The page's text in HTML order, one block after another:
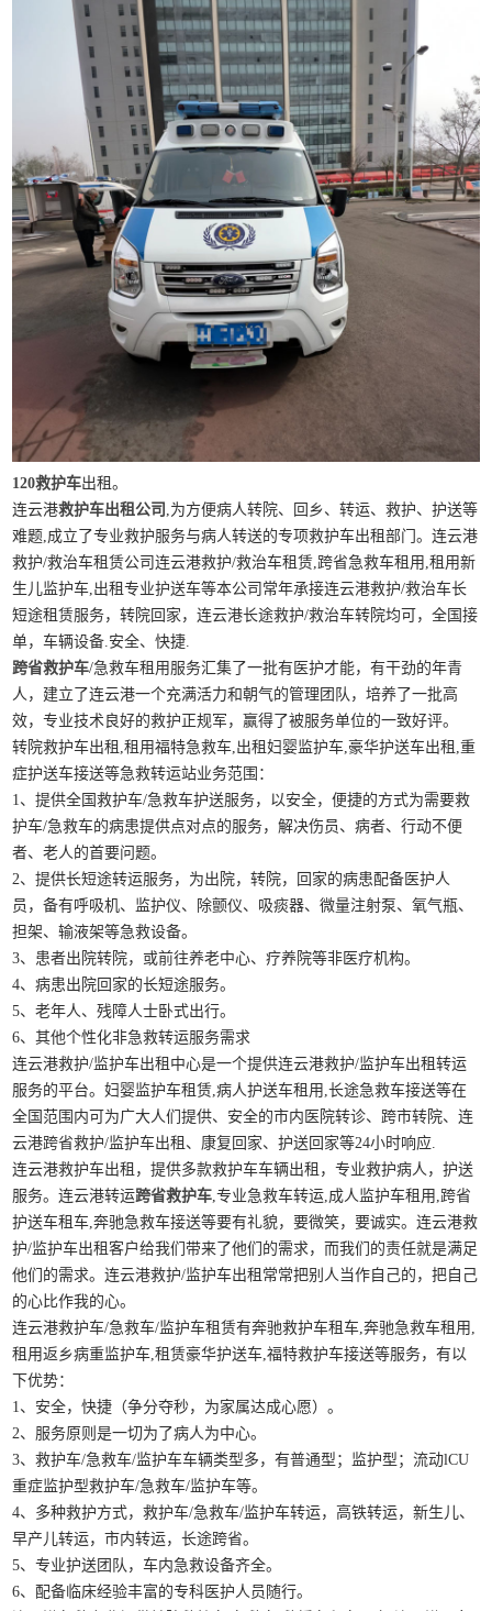
120救护车出租。
连云港救护车出租公司 ,为方便病人转院、回乡、转运、救护、护送等
难题,成立了专业救护服务与病人转送的专项救护车出租部门。连云港
救护/救治车租赁公司连云港救护/救治车租赁,跨省急救车租用,租用新
生儿监护车,出租专业护送车等本公司常年承接连云港救护/救治车长
短途租赁服务，转院回家，连云港长途救护/救治车转院均可，全国接
单，车辆设备.安全、快捷.
跨省救护车/急救车租用服务汇集了一批有医护才能，有干劲的年青
人，建立了连云港一个充满活力和朝气的管理团队，培养了一批高
效，专业技术良好的救护正规军，赢得了被服务单位的一致好评。
转院救护车出租,租用福特急救车,出租妇婴监护车,豪华护送车出租,重
症护送车接送等急救转运站业务范围：
1、提供全国救护车/急救车护送服务，以安全，便捷的方式为需要救
护车/急救车的病患提供点对点的服务，解决伤员、病者、行动不便
者、老人的首要问题。
2、提供长短途转运服务，为出院，转院，回家的病患配备医护人
员，备有呼吸机、监护仪、除颤仪、吸痰器、微量注射泵、氧气瓶、
担架、输液架等急救设备。
3、患者出院转院，或前往养老中心、疗养院等非医疗机构。
4、病患出院回家的长短途服务。
5、老年人、残障人士卧式出行。
6、其他个性化非急救转运服务需求
连云港救护/监护车出租中心是一个提供连云港救护/监护车出租转运
服务的平台。妇婴监护车租赁,病人护送车租用,长途急救车接送等在
全国范围内可为广大人们提供、安全的市内医院转诊、跨市转院、连
云港跨省救护/监护车出租、康复回家、护送回家等24小时响应.
连云港救护车出租，提供多款救护车车辆出租，专业救护病人，护送
服务。连云港转运跨省救护车,专业急救车转运,成人监护车租用,跨省
护送车租车,奔驰急救车接送等要有礼貌，要微笑，要诚实。连云港救
护/监护车出租客户给我们带来了他们的需求，而我们的责任就是满足
他们的需求。连云港救护/监护车出租常常把别人当作自己的，把自己
的心比作我的心。
连云港救护车/急救车/监护车租赁有奔驰救护车租车,奔驰急救车租用,
租用返乡病重监护车,租赁豪华护送车,福特救护车接送等服务，有以
下优势：
1、安全，快捷（争分夺秒，为家属达成心愿）。
2、服务原则是一切为了病人为中心。
3、救护车/急救车/监护车车辆类型多，有普通型；监护型；流动lCU
重症监护型救护车/急救车/监护车等。
4、多种救护方式，救护车/急救车/监护车转运，高铁转运，新生儿、
早产儿转运，市内转运，长途跨省。
5、专业护送团队，车内急救设备齐全。
6、配备临床经验丰富的专科医护人员随行。